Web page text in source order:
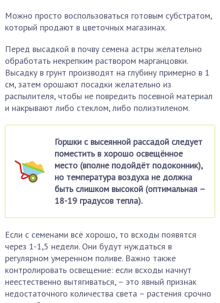
Можно просто воспользоваться готовым субстратом,
который продают в цветочных магазинах.
Перед высадкой в почву семена астры желательно
обработать некрепким раствором марганцовки.
Высадку в грунт производят на глубину примерно в 1
см, затем орошают посадки желательно из
распылителя, чтобы не повредить посевной материал
и накрывают либо стеклом, либо полиэтиленом.
Горшки с высеянной рассадой следует
поместить в хорошо освещённое
место (вполне подойдёт подоконник),
но температура воздуха не должна
быть слишком высокой (оптимальная –
18-19 градусов тепла).
Если с семенами всё хорошо, то всходы появятся
через 1-1,5 недели. Они будут нуждаться в
регулярном умеренном поливе. Важно также
контролировать освещение: если всходы начнут
неестественно вытягиваться, – это явный признак
недостаточного количества света – растения срочно